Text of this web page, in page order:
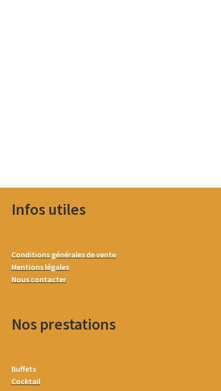
Infos utiles
Conditions générales de vente
Mentions légales
Nous contacter
Nos prestations
Buffets
Cocktail